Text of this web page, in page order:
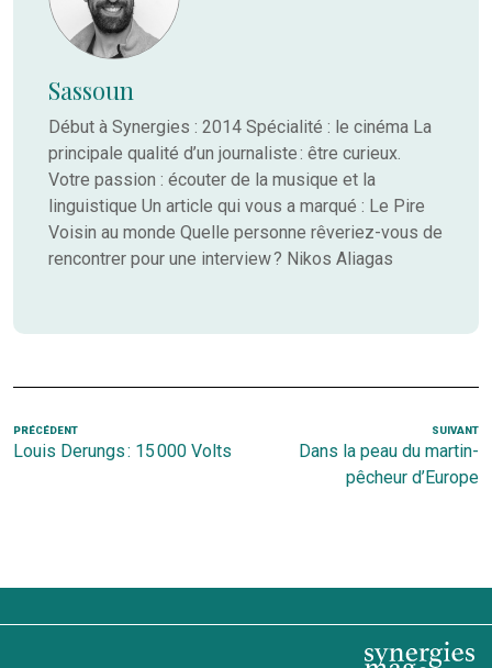
Sassoun
Début à Synergies : 2014 Spécialité : le cinéma La
principale qualité d’un journaliste : être curieux.
Votre passion : écouter de la musique et la
linguistique Un article qui vous a marqué : Le Pire
Voisin au monde Quelle personne rêveriez-vous de
rencontrer pour une interview ? Nikos Aliagas
Navigation
de
Article
précédent
PRÉCÉDENT
Louis Derungs : 15 000 Volts
SUIVANT
Dans la peau du martin-
pêcheur d’Europe